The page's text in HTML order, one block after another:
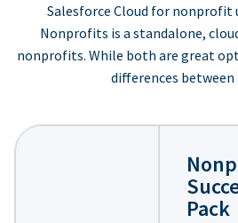
Salesforce Cloud for nonprofit
Nonprofits is a standalone,
nonprofits. While both are great
differences
Pack